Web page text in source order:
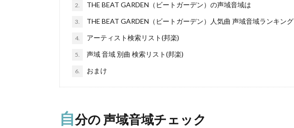
2. THE BEAT GARDEN（ビートガーデン）の声域音域は
3. THE BEAT GARDEN（ビートガーデン）人気曲 声域音域ランキング
4. アーティスト検索リスト(邦楽)
5. 声域 音域 別曲 検索リスト(邦楽)
6. おまけ
自分の 声域音域チェック